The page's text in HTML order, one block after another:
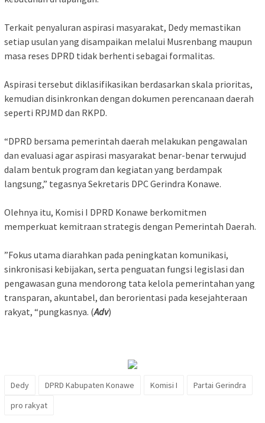
‎Terkait penyaluran aspirasi masyarakat, Dedy memastikan
setiap usulan yang disampaikan melalui Musrenbang maupun
masa reses DPRD tidak berhenti sebagai formalitas.
‎Aspirasi tersebut diklasifikasikan berdasarkan skala prioritas,
kemudian disinkronkan dengan dokumen perencanaan daerah
seperti RPJMD dan RKPD.
‎“DPRD bersama pemerintah daerah melakukan pengawalan
dan evaluasi agar aspirasi masyarakat benar-benar terwujud
dalam bentuk program dan kegiatan yang berdampak
langsung,” tegasnya Sekretaris DPC Gerindra Konawe.
‎Olehnya itu, Komisi I DPRD Konawe berkomitmen
memperkuat kemitraan strategis dengan Pemerintah Daerah.
‎”Fokus utama diarahkan pada peningkatan komunikasi,
sinkronisasi kebijakan, serta penguatan fungsi legislasi dan
pengawasan guna mendorong tata kelola pemerintahan yang
transparan, akuntabel, dan berorientasi pada kesejahteraan
rakyat, “pungkasnya. (Adv)
Dedy DPRD Kabupaten Konawe Komisi I
Partai Gerindra
pro rakyat